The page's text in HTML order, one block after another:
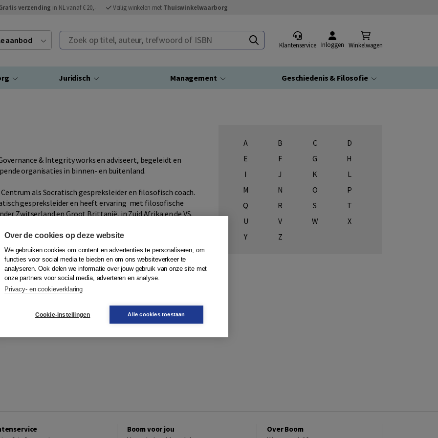
verzending in NL vanaf € 20,- Veilig winkelen met Thuiswinkelwaarborg
aanbod Zoek op titel, auteur, trefwoord of ISBN
Klantenservice Inloggen Winkelwagen
Juridisch Management Geschiedenis & Filosofie
& Integrity works en adviseert, begeleidt en
organisaties in binnen- en buitenland.
als Socratisch gespreksleider en filosofisch coach.
gespreksleider en heeft ervaring met filosofische
Zwitserland en Groot Brittanië, in Zuid Afrika en de VS.
onder andere was zij docente Rechten aan de
verbonden aan de Haagse Hogeschool. Vanaf 2002 is
de gemeente Amsterdam en Zaanstad. Eerder
Filosofisch consulentschap en Meedenkers II Het
A B C
D
E
F G
H
I
J K
L
M
N O
P
Q
R S
T
U
V W
X
Y
Z
Boom voor jou Over Boom
Over de cookies op deze website
We gebruiken cookies om content en advertenties te personaliseren, om
functies voor social media te bieden en om ons websiteverkeer te
analyseren. Ook delen we informatie over jouw gebruik van onze site met
onze partners voor social media, adverteren en analyse.
Privacy- en cookieverklaring
Cookie-instellingen Alle cookies toestaan